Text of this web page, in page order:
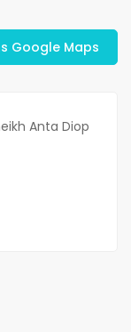
Google Maps
Anta Diop